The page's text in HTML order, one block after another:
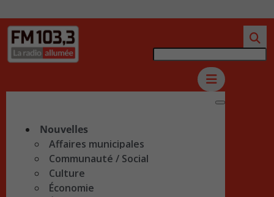
Nouvelles
Affaires municipales
Communauté / Social
Culture
Économie